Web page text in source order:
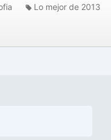
Lo mejor de 2013